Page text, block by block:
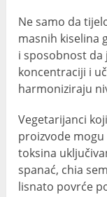
Ne samo da
masnih kiselina
i sposobnost
koncentraciji i
harmoniziraju
Vegetarijanci
proizvode
toksina
spanać, chia
lisnato povrće